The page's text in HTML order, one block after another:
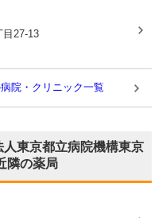
目27-13
院・クリニック一覧
東京都立病院機構東京
隣の薬局